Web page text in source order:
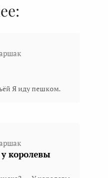
Я иду пешком.
королевы